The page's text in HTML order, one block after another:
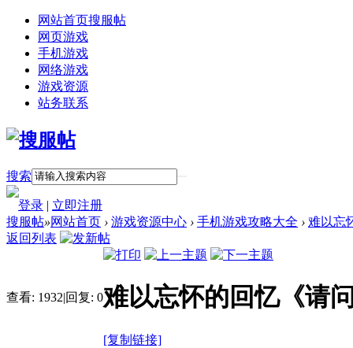
网站首页搜服帖
网页游戏
手机游戏
网络游戏
游戏资源
站务联系
搜索
登录 | 立即注册
搜服帖»网站首页 › 游戏资源中心 › 手机游戏攻略大全 › 难以忘
返回列表
查看: 1932|回复: 0难以忘怀的回忆《请
[复制链接]